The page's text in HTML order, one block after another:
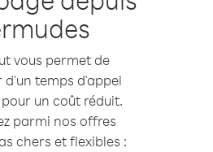
vous permet de
d'un temps d'appel
un coût réduit.
parmi nos offres
chers et flexibles :